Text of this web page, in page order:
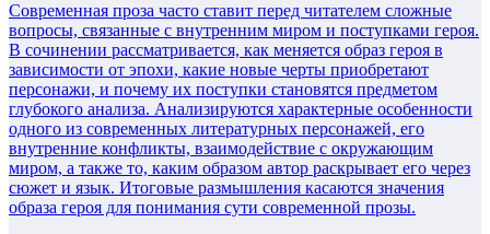
Современная проза часто ставит перед читателем сложные
вопросы, связанные с внутренним миром и поступками героя.
В сочинении рассматривается, как меняется образ героя в
зависимости от эпохи, какие новые черты приобретают
персонажи, и почему их поступки становятся предметом
глубокого анализа. Анализируются характерные особенности
одного из современных литературных персонажей, его
внутренние конфликты, взаимодействие с окружающим
миром, а также то, каким образом автор раскрывает его через
сюжет и язык. Итоговые размышления касаются значения
образа героя для понимания сути современной прозы.